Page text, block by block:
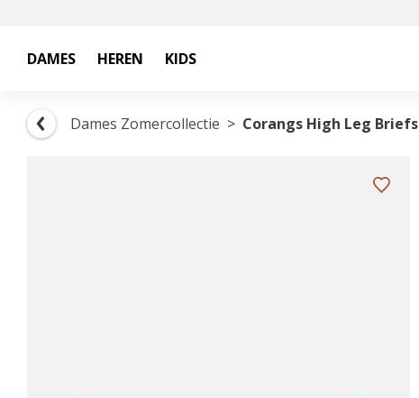
DAMES HEREN KIDS
Dames Zomercollectie Corangs High Leg Briefs